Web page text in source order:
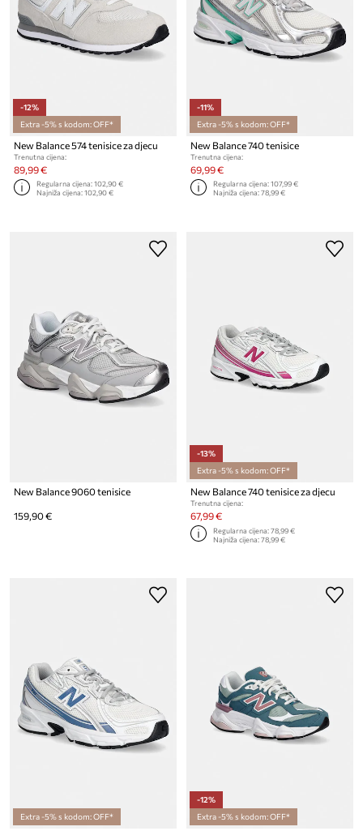
-12%
Extra -5% s kodom: OFF*
New Balance 574 tenisice za djecu
Trenutna cijena:
89,99 €
Regularna cijena:102,90 €
Najniža cijena:102,90 €
-11%
Extra -5% s kodom: OFF*
New Balance 740 tenisice
Trenutna cijena:
69,99 €
Regularna cijena:107,99 €
Najniža cijena:78,99 €
New Balance 9060 tenisice
159,90 €
-13%
Extra -5% s kodom: OFF*
New Balance 740 tenisice za djecu
Trenutna cijena:
67,99 €
Regularna cijena:78,99 €
Najniža cijena:78,99 €
Extra -5% s kodom: OFF*
-12%
Extra -5% s kodom: OFF*